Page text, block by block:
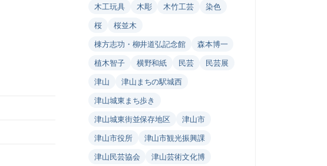
木工玩具
木彫 木竹工芸
染色
桜
桜並木
棟方志功・柳井道弘記念館
森本博一
植木智子
横野和紙 民芸
民芸展
津山
津山まちの駅城西
津山城東まち歩き
津山城東街並保存地区
津山市
津山市役所
津山市観光振興課
津山民芸協会
津山芸術文化博